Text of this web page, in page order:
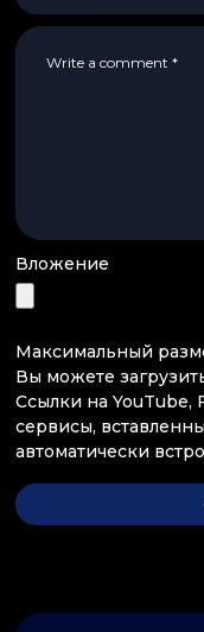
Вложение
Максимальный
Вы можете
Ссылки на YouTube,
сервисы,
автоматически